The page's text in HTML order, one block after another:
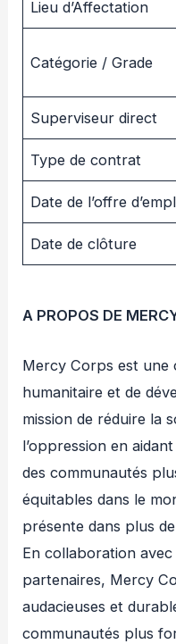
Lieu d’Affectation
Catégorie / Grade
Superviseur direct
Type de contrat
Date de l’offre
Date de clôture
A PROPOS DE
Mercy Corps est une
humanitaire et de
mission de réduire la
l’oppression en
des communautés
équitables dans le
présente dans plus
En collaboration
partenaires, Mercy
audacieuses et
communautés plus